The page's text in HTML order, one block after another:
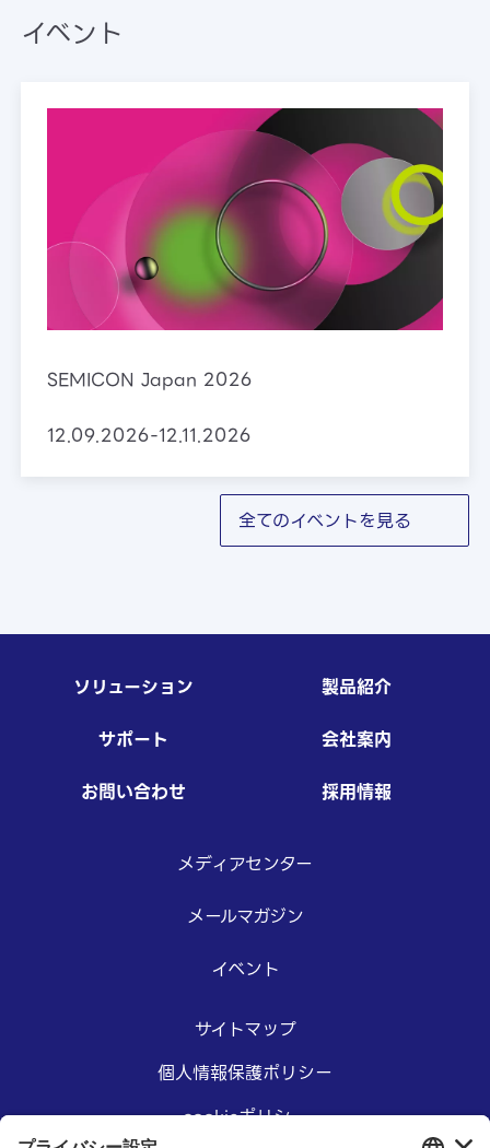
イベント
SEMICON Japan 2026
12.09.2026-12.11.2026
全てのイベントを見る
ソリューション
製品紹介
サポート
会社案内
お問い合わせ
採用情報
メディアセンター
メールマガジン
イベント
サイトマップ
個人情報保護ポリシー
cookieポリシー